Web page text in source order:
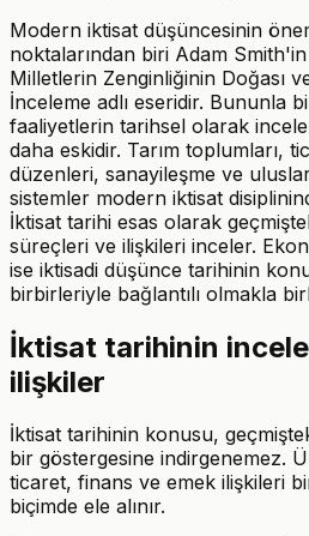
Modern iktisat düşüncesinin
noktalarından biri Adam
Milletlerin Zenginliğinin Doğası
İnceleme adlı eseridir. Bununla
faaliyetlerin tarihsel olarak
daha eskidir. Tarım toplumları,
düzenleri, sanayileşme ve
sistemler modern iktisat
İktisat tarihi esas olarak
süreçleri ve ilişkileri inceler.
ise iktisadi düşünce tarihinin
birbirleriyle bağlantılı olmakla
İktisat tarihinin
ilişkiler
İktisat tarihinin konusu,
bir göstergesine indirgenemez.
ticaret, finans ve emek ilişkileri
biçimde ele alınır.